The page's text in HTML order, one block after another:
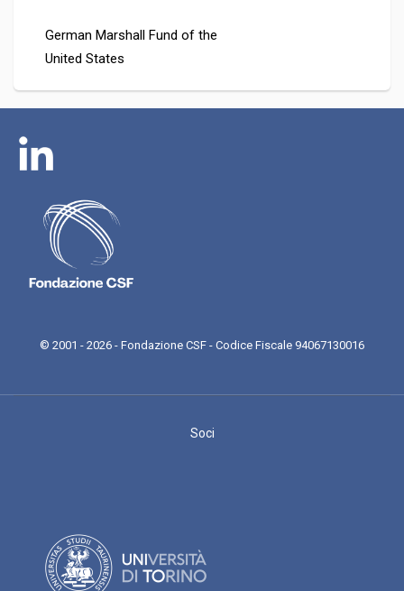
German Marshall Fund of the
United States
© 2001 - 2026 - Fondazione CSF - Codice Fiscale 94067130016
Soci